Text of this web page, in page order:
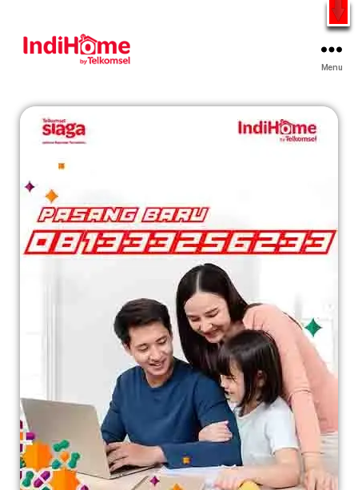
Gratis Pasang Dengan Bayar PDD2 | WiFi 200Rb an By
Menu